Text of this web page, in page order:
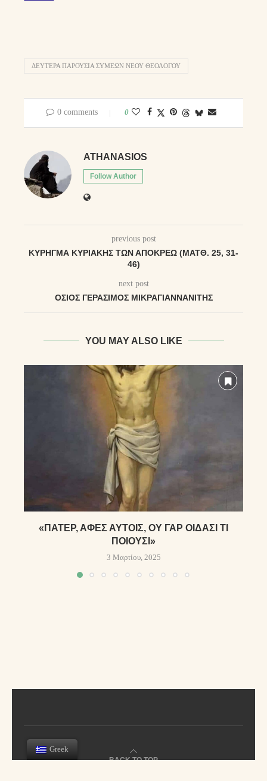
ΔΕΥΤΕΡΑ ΠΑΡΟΥΣΙΑ ΣΥΜΕΩΝ ΝΕΟΥ ΘΕΟΛΟΓΟΥ
0 comments 0
ATHANASIOS
Follow Author
previous post
ΚΎΡΗΓΜΑ ΚΥΡΙΑΚΉΣ ΤΩΝ ΑΠΌΚΡΕΩ (ΜΑΤΘ. 25, 31-
46)
next post
ΌΣΙΟΣ ΓΕΡΆΣΙΜΟΣ ΜΙΚΡΑΓΙΑΝΝΑΝΊΤΗΣ
YOU MAY ALSO LIKE
«ΠΆΤΕΡ, ΆΦΕΣ ΑΥΤΟΊΣ, ΟΥ ΓΆΡ ΟΊΔΑΣΙ ΤΊ
ΠΟΙΟΎΣΙ»
3 Μαρτίου, 2025
BACK TO TOP
Greek